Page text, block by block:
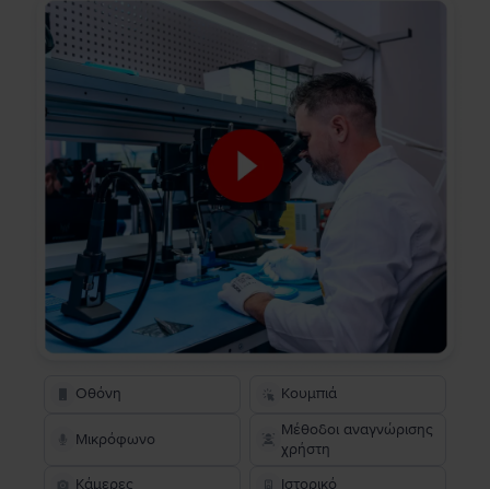
Οθόνη Κουμπιά
Μικρόφωνο
Μέθοδοι αναγνώρισης
χρήστη
Κάμερες
Ιστορικό